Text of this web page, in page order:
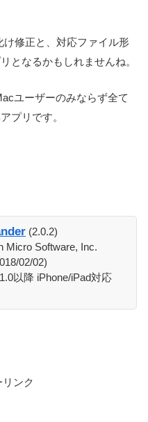
修正と、対応ファイル形
となるかもしれませんね。
ユーザーのみならず全て
プリです。
(2.0.2)
Micro Software, Inc.
02/02)
以降 iPhone/iPad対応
リンク